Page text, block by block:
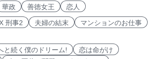
華政 善徳女王 恋人
刑事2 夫婦の結末
マンションのお仕事
と続く僕のドリーム!
恋は命がけ